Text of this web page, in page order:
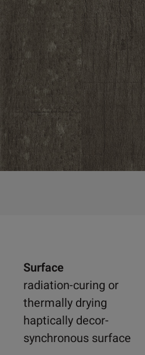
Surface
radiation-curing or
thermally drying
haptically decor-
synchronous surface